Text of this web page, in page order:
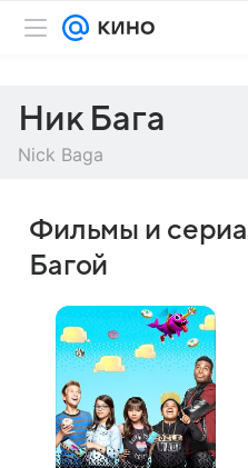
Ник Бага
Nick Baga
Фильмы и
Багой